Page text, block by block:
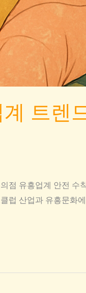
트렌
점 유흥업계 안전
럽 산업과 유흥문화